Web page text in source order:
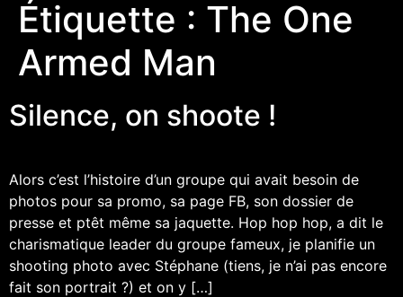
Étiquette : The One
Armed Man
Silence, on shoote !
Alors c’est l’histoire d’un groupe qui avait besoin de
photos pour sa promo, sa page FB, son dossier de
presse et ptêt même sa jaquette. Hop hop hop, a dit le
charismatique leader du groupe fameux, je planifie un
shooting photo avec Stéphane (tiens, je n’ai pas encore
fait son portrait ?) et on y […]